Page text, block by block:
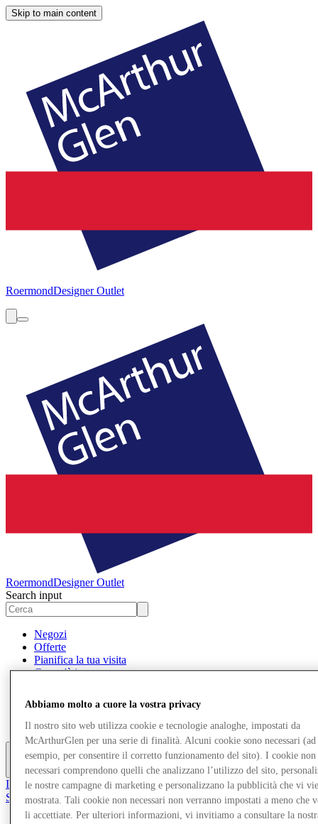
Skip to main content
RoermondDesigner Outlet
RoermondDesigner Outlet
Search input
Negozi
Offerte
Pianifica la tua visita
Cosa c'è in programma
Servizi
Scopri la regione
Gift Card
Altro
Il Club
Salvata
Abbiamo molto a cuore la vostra privacy
Il nostro sito web utilizza cookie e tecnologie analoghe, impostati da
McArthurGlen per una serie di finalità. Alcuni cookie sono necessari (ad
esempio, per consentire il corretto funzionamento del sito). I cookie non
necessari comprendono quelli che analizzano l’utilizzo del sito,
le nostre campagne di marketing e personalizzano la pubblicità che vi
mostrata. Tali cookie non necessari non verranno impostati a meno che
li accettiate. Per ulteriori informazioni, vi invitiamo a consultare la